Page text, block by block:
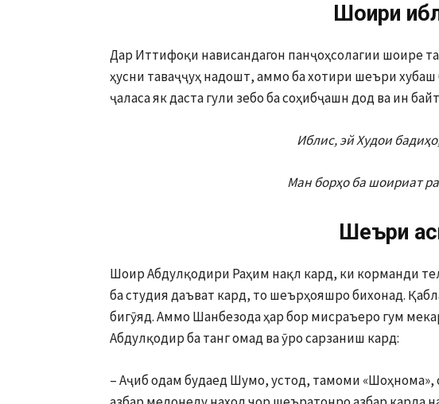
Шоири
Дар Иттифоқи нависандагон панҷоҳсолагии шоире
ҳусни таваҷҷуҳ надошт, аммо ба хотири шеъри
ҷаласа як даста гули зебо ба соҳибҷашн дод ва ин
Иблис, эй Худои
Ман борҳо ба шоириат
Шеъри
Шоир Абдулқодири Раҳим нақл кард, ки корманди
ба студия даъват кард, то шеърҳояшро бихонад.
бигӯяд. Аммо Шанбезода ҳар бор мисраъеро гум
Абдулқодир ба танг омад ва ӯро сарзаниш кард:
– Аҷиб одам будаед Шумо, устод, тамоми